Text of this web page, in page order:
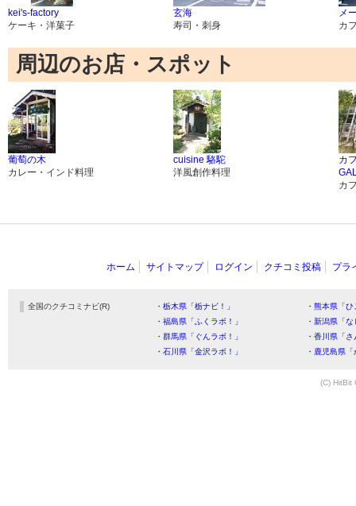
kei's-factory
ケーキ・洋菓子
玄海
寿司・刺身
メ
カ
周辺のお店・スポット
葡萄の木
カレー・インド料理
cuisine 駱駝
洋風創作料理
カ
カ
ホーム サイトマップ ログイン クチコミ投稿 プラ
全国のクチコミナビ(R) ・栃木県「栃ナビ！」
・熊本県「
・福島県「ふくラボ！」
・新潟県「
・群馬県「ぐんラボ！」
・香川県「
・石川県「金沢ラボ！」
・鹿児島県
(C) HitBit